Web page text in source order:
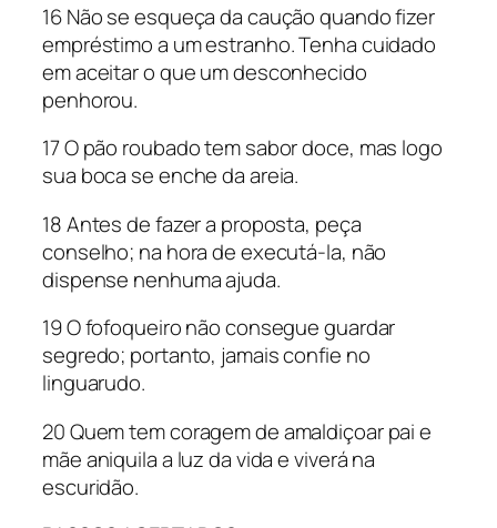
16 Não se esqueça da caução quando fizer
empréstimo a um estranho. Tenha cuidado
em aceitar o que um desconhecido
penhorou.
17 O pão roubado tem sabor doce, mas logo
sua boca se enche da areia.
18 Antes de fazer a proposta, peça
conselho; na hora de executá-la, não
dispense nenhuma ajuda.
19 O fofoqueiro não consegue guardar
segredo; portanto, jamais confie no
linguarudo.
20 Quem tem coragem de amaldiçoar pai e
mãe aniquila a luz da vida e viverá na
escuridão.